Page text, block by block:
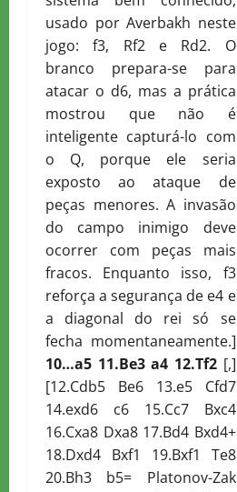
usado por Averbakh neste
jogo: f3, Rf2 e Rd2. O
branco prepara-se para
atacar o d6, mas a prática
mostrou que não é
inteligente capturá-lo com
o Q, porque ele seria
exposto ao ataque de
peças menores. A invasão
do campo inimigo deve
ocorrer com peças mais
fracos. Enquanto isso, f3
reforça a segurança de e4 e
a diagonal do rei só se
fecha momentaneamente.]
10…a5 11.Be3 a4 12.Tf2 [,]
[12.Cdb5 Be6 13.e5 Cfd7
14.exd6 c6 15.Cc7 Bxc4
16.Cxa8 Dxa8 17.Bd4 Bxd4+
18.Dxd4 Bxf1 19.Bxf1 Te8
20.Bh3 b5= Platonov-Zak